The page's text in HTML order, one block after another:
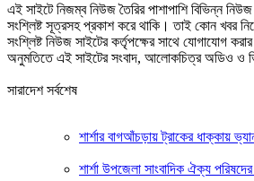
এই সাইটে নিজম্ব নিউজ তৈরির পাশাপাশি বিভিন্ন
সংশ্লিষ্ট সূত্রসহ প্রকাশ করে থাকি। তাই কোন খবর
সংশ্লিষ্ট নিউজ সাইটের কর্তৃপক্ষের সাথে যোগাযোগ
অনুমতিতে এই সাইটের সংবাদ, আলোকচিত্র অডিও ও
সারাদেশ সর্বশেষ
শার্শার বাগআঁচড়ায় ট্রাকের ধাক্কায়
শার্শা উপজেলা সাংবাদিক ঐক্য